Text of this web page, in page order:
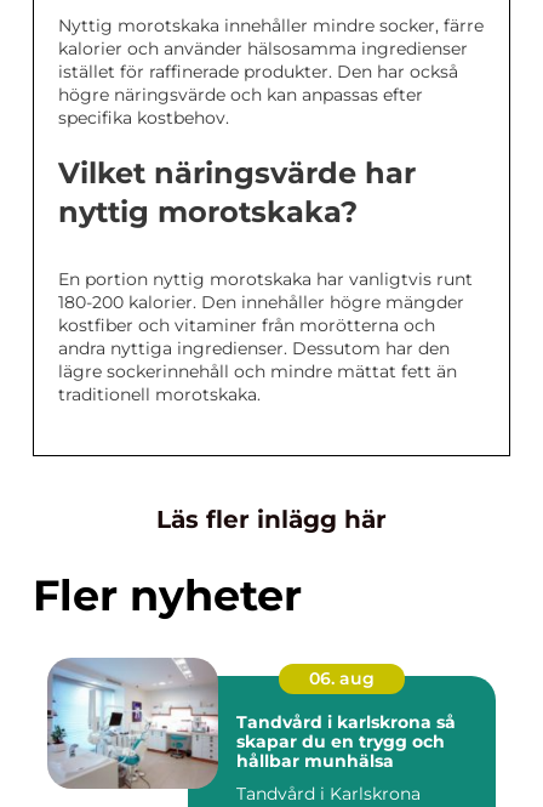
Nyttig morotskaka innehåller mindre socker, färre
kalorier och använder hälsosamma ingredienser
istället för raffinerade produkter. Den har också
högre näringsvärde och kan anpassas efter
specifika kostbehov.
Vilket näringsvärde har
nyttig morotskaka?
En portion nyttig morotskaka har vanligtvis runt
180-200 kalorier. Den innehåller högre mängder
kostfiber och vitaminer från morötterna och
andra nyttiga ingredienser. Dessutom har den
lägre sockerinnehåll och mindre mättat fett än
traditionell morotskaka.
Läs fler inlägg här
Fler nyheter
06. aug
Tandvård i karlskrona så
skapar du en trygg och
hållbar munhälsa
Tandvård i Karlskrona